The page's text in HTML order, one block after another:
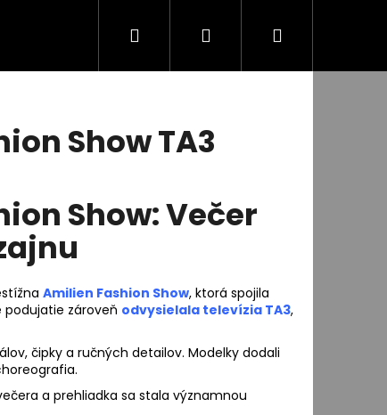
Obchodné podmienky
Hľadať PrihlásenieNákupný
Show TA3
Show: Večer
Amilien Fashion Show, ktorá spojila
podujatie zároveň odvysielala televízia TA3,
čipky a ručných detailov. Modelky dodali
a prehliadka sa stala významnou
Nasledujúce
NA MIERU